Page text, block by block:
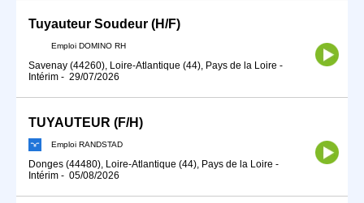
Tuyauteur Soudeur (H/F)
Emploi DOMINO RH
Savenay (44260), Loire-Atlantique (44), Pays de la Loire -
Intérim - 29/07/2026
TUYAUTEUR (F/H)
Emploi RANDSTAD
Donges (44480), Loire-Atlantique (44), Pays de la Loire -
Intérim - 05/08/2026